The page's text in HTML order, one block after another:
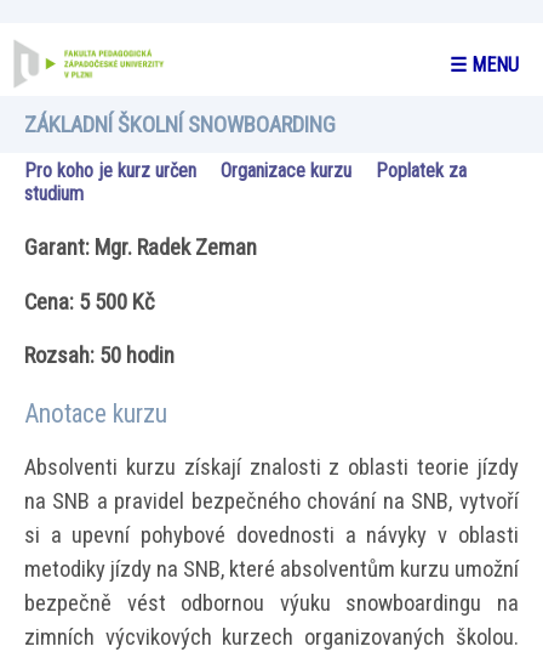
☰ MENU
ZÁKLADNÍ ŠKOLNÍ SNOWBOARDING
Pro koho je kurz určen Organizace kurzu
Poplatek za
studium
Garant: Mgr. Radek Zeman
Cena: 5 500 Kč
Rozsah: 50 hodin
Anotace kurzu
Absolventi kurzu získají znalosti z oblasti teorie jízdy
na SNB a pravidel bezpečného chování na SNB, vytvoří
si a upevní pohybové dovednosti a návyky v oblasti
metodiky jízdy na SNB, které absolventům kurzu umožní
bezpečně vést odbornou výuku snowboardingu na
zimních výcvikových kurzech organizovaných školou.